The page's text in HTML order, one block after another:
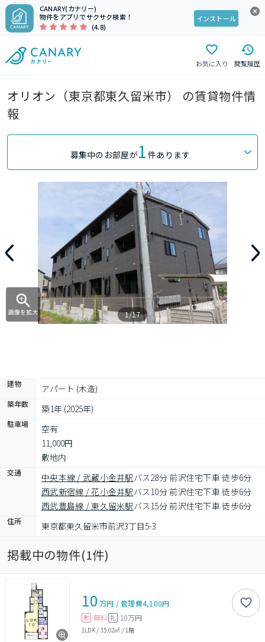
CANARY(カナリー)
物件をアプリでサクサク検索！
(4.8)
インストール
お気に入り 閲覧履歴
オリオン（東京都東久留米市） の賃貸物件情
報
募集中のお部屋が1 件あります
画像を拡大 1/17
建物 アパート (木造)
築年数 築1年 (2025年)
駐車場
空有
11,000円
敷地内
交通 中央本線 / 武蔵小金井駅バス28分 前沢住宅下車 徒歩6分
西武新宿線 / 花小金井駅バス10分 前沢住宅下車 徒歩6分
西武豊島線 / 東久留米駅バス15分 前沢住宅下車 徒歩6分
住所 東京都東久留米市前沢3丁目5-3
掲載中の物件(1件)
10 万円 /管理費4,100円
敷 無料 礼 10万円
1LDK/35.02㎡ / 1階